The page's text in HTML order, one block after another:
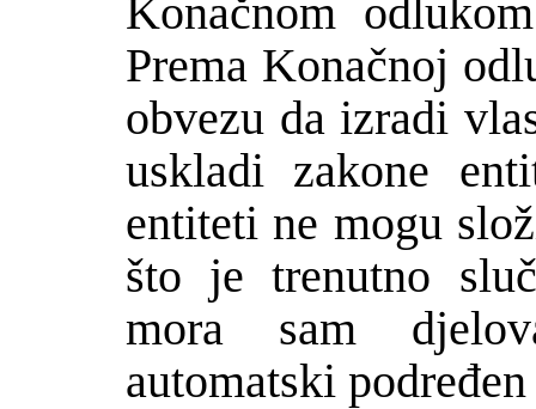
Konačnom
Prema Konačnoj
obvezu da izradi
uskladi zakone
entiteti ne mogu slož
što je trenutno sluč
mora sam
automatski podređ